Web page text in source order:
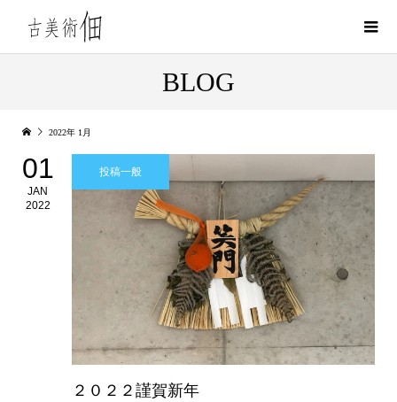
BLOG
2022年 1月
01
JAN
2022
投稿一般
２０２２謹賀新年